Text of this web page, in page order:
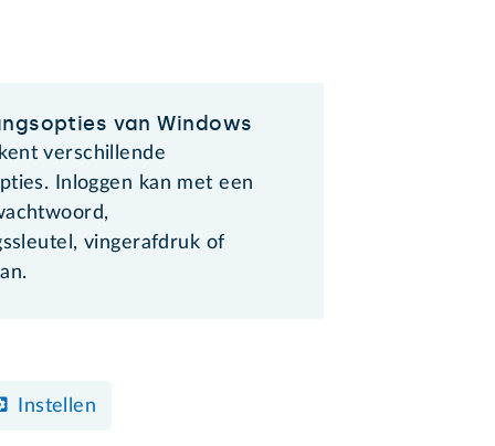
van Windows
verschillende
Inloggen kan met een
vingerafdruk of
Instellen